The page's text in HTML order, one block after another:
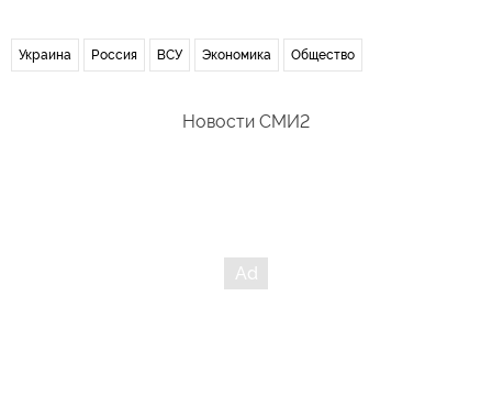
Украина Россия ВСУ Экономика Общество
Новости СМИ2